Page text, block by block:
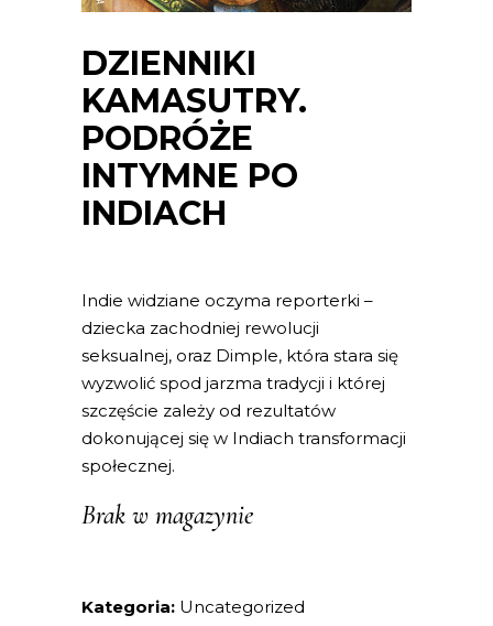
DZIENNIKI
KAMASUTRY.
PODRÓŻE
INTYMNE PO
INDIACH
Indie widziane oczyma reporterki –
dziecka zachodniej rewolucji
seksualnej, oraz Dimple, która stara się
wyzwolić spod jarzma tradycji i której
szczęście zależy od rezultatów
dokonującej się w Indiach transformacji
społecznej.
Brak w magazynie
Kategoria: Uncategorized